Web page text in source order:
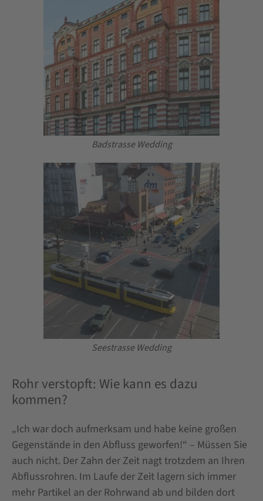
Badstrasse Wedding
Seestrasse Wedding
Rohr verstopft: Wie kann es dazu
kommen?
„Ich war doch aufmerksam und habe keine großen
Gegenstände in den Abfluss geworfen!“ – Müssen Sie
auch nicht. Der Zahn der Zeit nagt trotzdem an Ihren
Abflussrohren. Im Laufe der Zeit lagern sich immer
mehr Partikel an der Rohrwand ab und bilden dort